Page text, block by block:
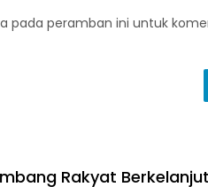
pada peramban ini untuk
Rakyat